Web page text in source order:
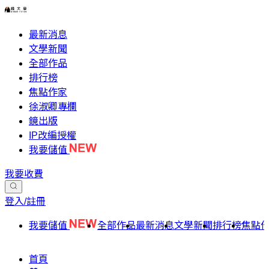
最新消息
文學新聞
全部作品
排行榜
焦點作家
徐淑卿專欄
鏡出版
IP改編授權
我要儲值
我要收費
登入/註冊
我要儲值 全部作品最新消息文學新聞排行榜焦點
首頁